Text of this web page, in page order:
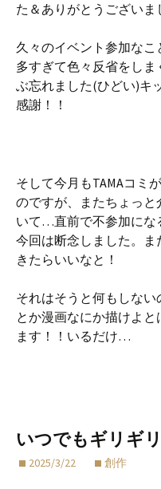
た＆ありがとうございま
久々のイベント参加な
多すぎて色々反省をし
ぶ忘れました(ひどい)キ
感謝！！
そして今月もTAMAコミ
のですが、またちょっ
いて…直前で不参加にな
今回は断念しました。
きたらいいなと！
それはそうと何もしな
とか漫画なにか描けよ
ます！！いるだけ…
いつでもギリギリ
2025/3/22 創作